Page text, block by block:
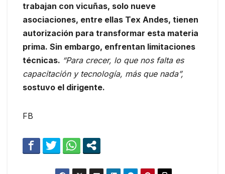
trabajan con vicuñas, solo nueve
asociaciones, entre ellas Tex Andes, tienen
autorización para transformar esta materia
prima. Sin embargo, enfrentan limitaciones
técnicas. “Para crecer, lo que nos falta es
capacitación y tecnología, más que nada”,
sostuvo el dirigente.
FB